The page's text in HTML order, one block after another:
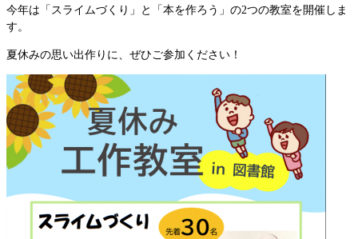
今年は「スライムづくり」と「本を作ろう」の2つの教室を開催しま
す。
夏休みの思い出作りに、ぜひご参加ください！